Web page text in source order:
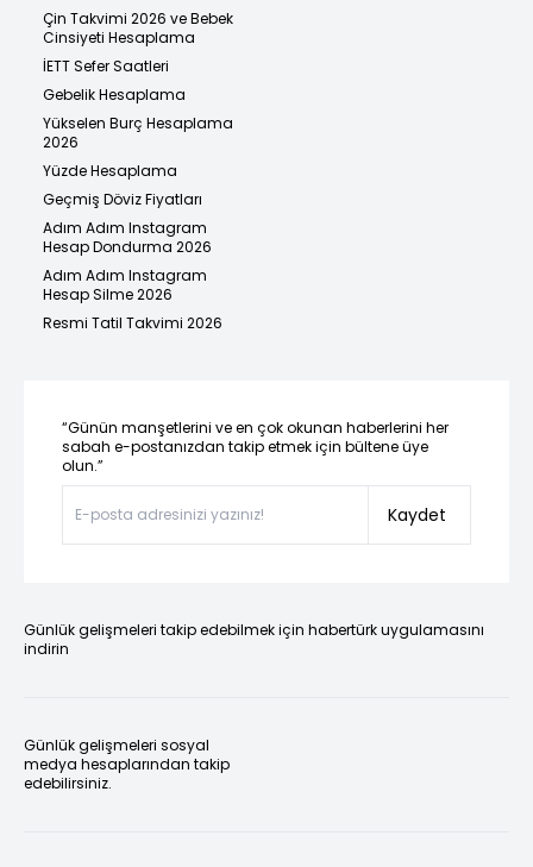
Çin Takvimi 2026 ve Bebek
Cinsiyeti Hesaplama
İETT Sefer Saatleri
Gebelik Hesaplama
Yükselen Burç Hesaplama
2026
Yüzde Hesaplama
Geçmiş Döviz Fiyatları
Adım Adım Instagram
Hesap Dondurma 2026
Adım Adım Instagram
Hesap Silme 2026
Resmi Tatil Takvimi 2026
“Günün manşetlerini ve en çok okunan haberlerini her
sabah e-postanızdan takip etmek için bültene üye
olun.”
Kaydet
Günlük gelişmeleri takip edebilmek için habertürk uygulamasını
indirin
Günlük gelişmeleri sosyal
medya hesaplarından takip
edebilirsiniz.